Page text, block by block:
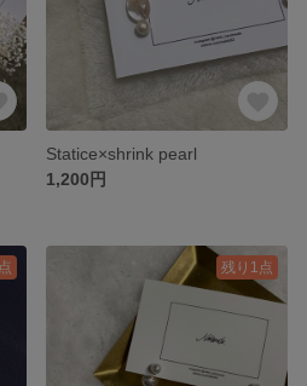
Statice×shrink pearl
1,200円
残り1点